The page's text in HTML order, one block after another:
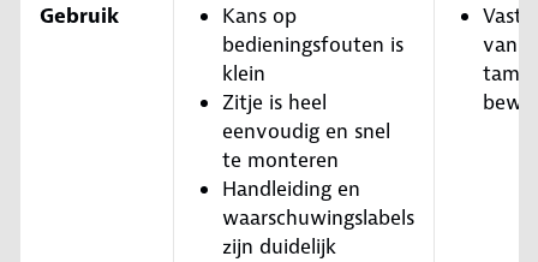
Gebruik
Kans op
bedieningsfouten is
klein
Zitje is heel
eenvoudig en snel
te monteren
Handleiding en
waarschuwingslabels
zijn duidelijk
van